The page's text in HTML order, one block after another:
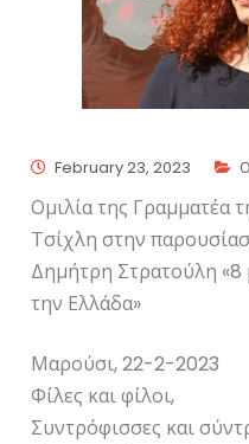
February 23, 2023
Ομιλία της Γραμματέα
Τσίχλη στην
Δημήτρη Στρατούλη «8
την Ελλάδα»
Μαρούσι, 22-2-2023
Φίλες και φίλοι,
Συντρόφισσες και